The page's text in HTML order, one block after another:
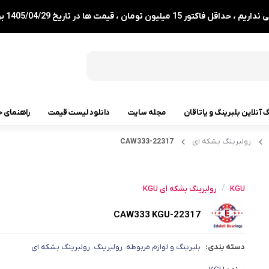
تومان ، قیمت ها در تاریخ 1405/04/29 بروزرسانی شدند.
رولبرینگ استوانه ای
رولبرینگ بشکه ای کفگرد
آنلاین بلبرینگ و یاتاقان مجله سایت دانلود لیست قیمت راهنمای
رولبرینگ بشکه ای
22317-CAW333
KGU
/ رولبرینگ بشکه ای KGU
22317-CAW333 KGU
دسته بندی: بلبرینگ و لوازم مربوطه، رولبرینگ، رولبرینگ بشکه ای